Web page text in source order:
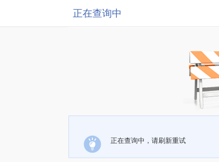
正在查询中
正在查询中，请刷新重试